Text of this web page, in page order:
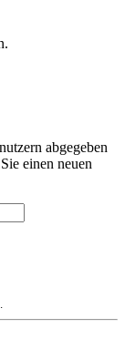
abgegeben
einen neuen